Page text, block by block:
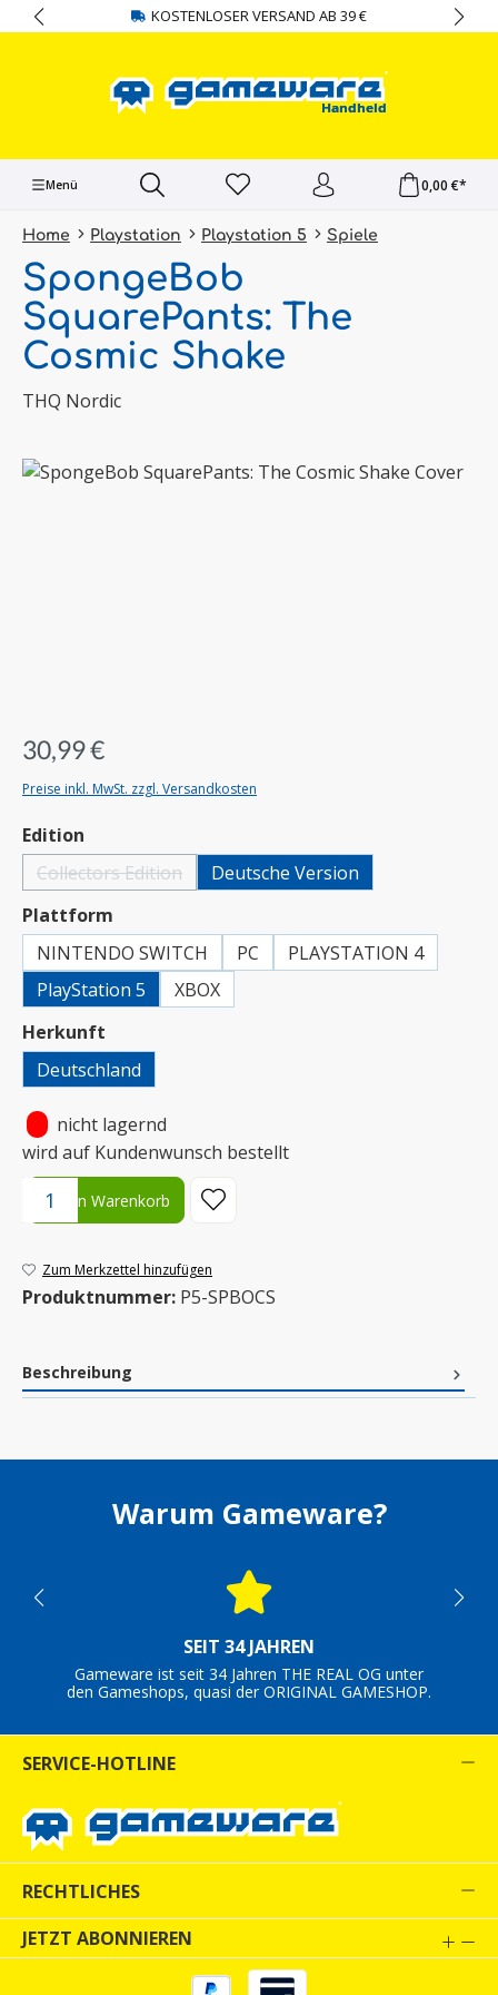
springen KOSTENLOSER VERSAND AB 39 €
Menü 0,00 €*
Home Playstation Playstation 5 Spiele
SpongeBob
SquarePants: The
Cosmic Shake
THQ Nordic
Bildergalerie überspringen
30,99 €
Preise inkl. MwSt. zzgl. Versandkosten
Edition
Collectors Edition(Diese Option ist zurzeit nicht verfügbar.)
Deutsche Version
Plattform
NINTENDO SWITCH
PC
PLAYSTATION 4
PlayStation 5
XBOX
Herkunft
Deutschland
nicht lagernd
wird auf Kundenwunsch bestellt
Produkt Anzahl: Gib den gewünschten Wert ein oder benutze
In den Warenkorb
Zum Merkzettel hinzufügen
Produktnummer: P5-SPBOCS
Beschreibung
Warum Gameware?
SEIT 34 JAHREN
Gameware ist seit 34 Jahren THE REAL OG unter
den Gameshops, quasi der ORIGINAL GAMESHOP.
SERVICE-HOTLINE
RECHTLICHES
JETZT ABONNIEREN